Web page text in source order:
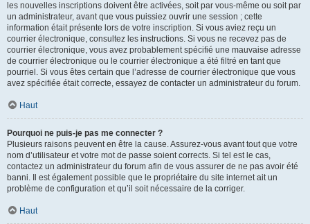
les nouvelles inscriptions doivent être activées, soit par vous-même ou soit par
un administrateur, avant que vous puissiez ouvrir une session ; cette
information était présente lors de votre inscription. Si vous aviez reçu un
courrier électronique, consultez les instructions. Si vous ne recevez pas de
courrier électronique, vous avez probablement spécifié une mauvaise adresse
de courrier électronique ou le courrier électronique a été filtré en tant que
pourriel. Si vous êtes certain que l’adresse de courrier électronique que vous
avez spécifiée était correcte, essayez de contacter un administrateur du forum.
Haut
Pourquoi ne puis-je pas me connecter ?
Plusieurs raisons peuvent en être la cause. Assurez-vous avant tout que votre
nom d’utilisateur et votre mot de passe soient corrects. Si tel est le cas,
contactez un administrateur du forum afin de vous assurer de ne pas avoir été
banni. Il est également possible que le propriétaire du site internet ait un
problème de configuration et qu’il soit nécessaire de la corriger.
Haut